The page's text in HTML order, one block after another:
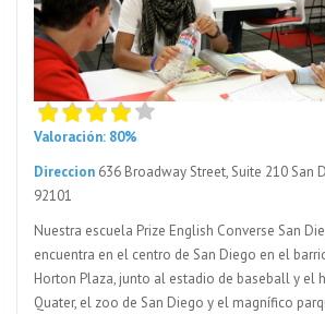
Valoración: 80%
Direccion 636 Broadway Street, Suite 210 San
92101
Nuestra escuela Prize English Converse San
encuentra en el centro de San Diego en el
Horton Plaza, junto al estadio de baseball y el
Quater, el zoo de San Diego y el magnífico